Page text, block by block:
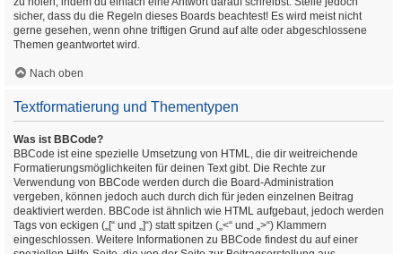
sicher, dass du die Regeln dieses Boards beachtest! Es wird meist nicht
gerne gesehen, wenn ohne triftigen Grund auf alte oder abgeschlossene
Themen geantwortet wird.
Nach oben
Textformatierung und Thementypen
Was ist BBCode?
BBCode ist eine spezielle Umsetzung von HTML, die dir weitreichende
Formatierungsmöglichkeiten für deinen Text gibt. Die Rechte zur
Verwendung von BBCode werden durch die Board-Administration
vergeben, können jedoch auch durch dich für jeden einzelnen Beitrag
deaktiviert werden. BBCode ist ähnlich wie HTML aufgebaut, jedoch werden
Tags von eckigen („[“ und „]“) statt spitzen („<“ und „>“) Klammern
eingeschlossen. Weitere Informationen zu BBCode findest du auf einer